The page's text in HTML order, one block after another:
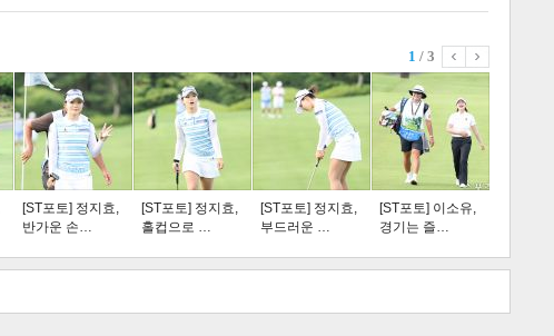
트 크 트 축 사 하기 보기
라이프
1 / 3
[ST포토] 정지효,
반가운 손…
[ST포토] 정지효,
홀컵으로 …
[ST포토] 정지효,
부드러운 …
[ST포토] 이소유,
경기는 즐…